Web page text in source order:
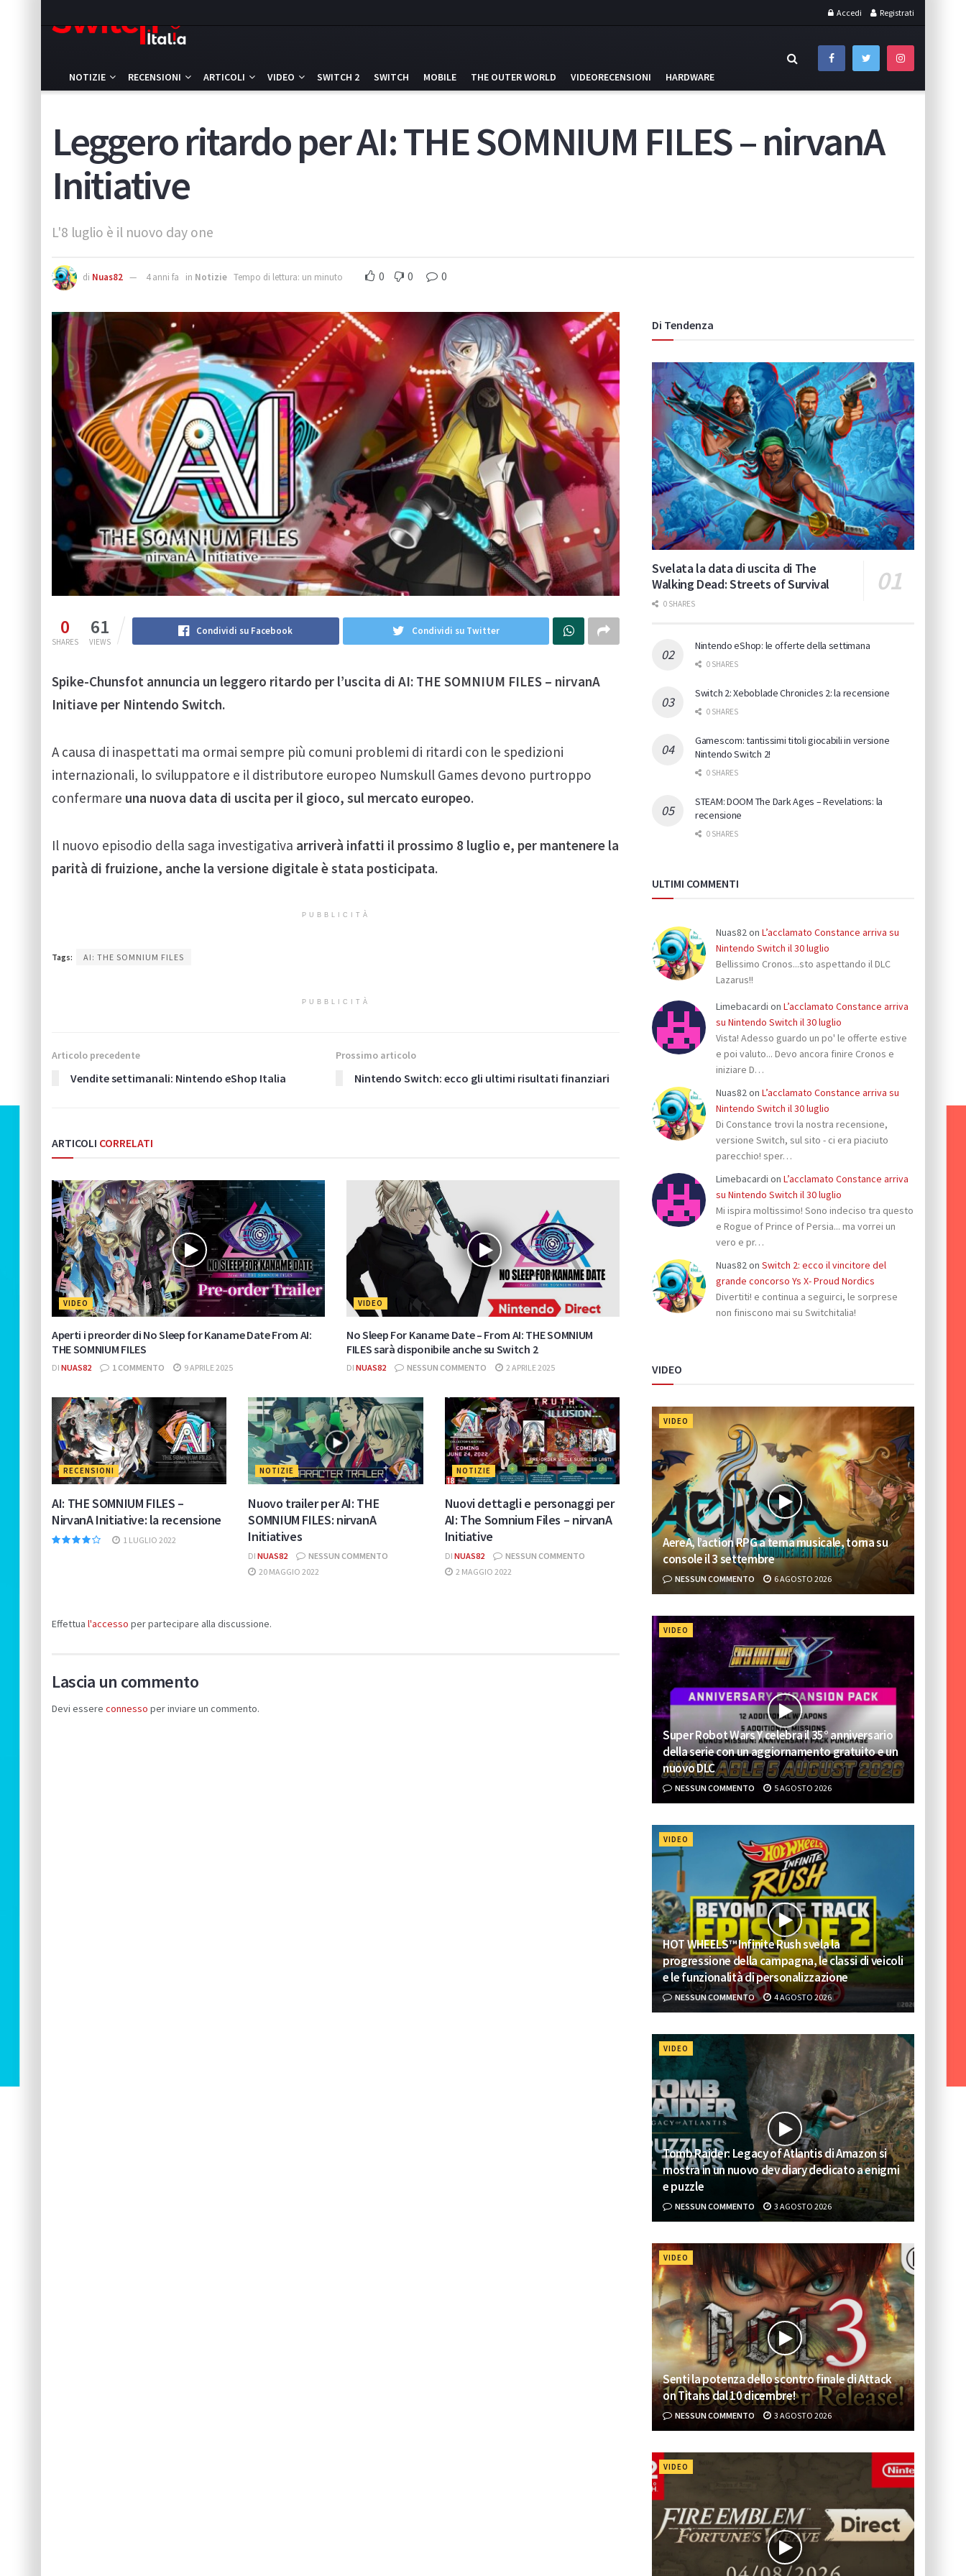
Accedi Registrati
NOTIZIE RECENSIONI ARTICOLI VIDEO SWITCH 2 SWITCH MOBILE THE OUTER WORLD VIDEORECENSIONI HARDWARE
Leggero ritardo per AI: THE SOMNIUM FILES – nirvanA
Initiative
L'8 luglio è il nuovo day one
di Nuas82 4 anni fa in Notizie Tempo di lettura: un minuto 0 0 0
0
SHARES
61
VIEWS
Condividi su Facebook Condividi su Twitter
Spike-Chunsfot annuncia un leggero ritardo per l’uscita di AI: THE SOMNIUM FILES – nirvanA
Initiave per Nintendo Switch.
A causa di inaspettati ma ormai sempre più comuni problemi di ritardi con le spedizioni
internazionali, lo sviluppatore e il distributore europeo Numskull Games devono purtroppo
confermare una nuova data di uscita per il gioco, sul mercato europeo.
Il nuovo episodio della saga investigativa arriverà infatti il prossimo 8 luglio e, per mantenere la
parità di fruizione, anche la versione digitale è stata posticipata.
PUBBLICITÀ
Tags: AI: THE SOMNIUM FILES
PUBBLICITÀ
Articolo precedente
Vendite settimanali: Nintendo eShop Italia
Prossimo articolo
Nintendo Switch: ecco gli ultimi risultati finanziari
ARTICOLI CORRELATI
VIDEO
Aperti i preorder di No Sleep for Kaname Date From AI:
THE SOMNIUM FILES
DI NUAS82 1 COMMENTO 9 APRILE 2025
VIDEO
No Sleep For Kaname Date – From AI: THE SOMNIUM
FILES sarà disponibile anche su Switch 2
DI NUAS82 NESSUN COMMENTO 2 APRILE 2025
RECENSIONI
AI: THE SOMNIUM FILES –
NirvanA Initiative: la recensione
1 LUGLIO 2022
NOTIZIE
Nuovo trailer per AI: THE
SOMNIUM FILES: nirvanA
Initiatives
DI NUAS82
NESSUN COMMENTO
20 MAGGIO 2022
NOTIZIE
Nuovi dettagli e personaggi per
AI: The Somnium Files – nirvanA
Initiative
DI NUAS82
NESSUN COMMENTO
2 MAGGIO 2022
Effettua l'accesso per partecipare alla discussione.
Lascia un commento
Devi essere connesso per inviare un commento.
Di Tendenza
Svelata la data di uscita di The
Walking Dead: Streets of Survival
0 SHARES
Nintendo eShop: le offerte della settimana
0 SHARES
Switch 2: Xeboblade Chronicles 2: la recensione
0 SHARES
Gamescom: tantissimi titoli giocabili in versione
Nintendo Switch 2!
0 SHARES
STEAM: DOOM The Dark Ages – Revelations: la
recensione
0 SHARES
ULTIMI COMMENTI
Nuas82on L’acclamato Constance arriva su
Nintendo Switch il 30 luglio
Bellissimo Cronos...sto aspettando il DLC
Lazarus!!
Limebacardi on L’acclamato Constance arriva
su Nintendo Switch il 30 luglio
Vista! Adesso guardo un po' le offerte estive
e poi valuto... Devo ancora finire Cronos e
iniziare D…
Nuas82on L’acclamato Constance arriva su
Nintendo Switch il 30 luglio
Di Constance trovi la nostra recensione,
versione Switch, sul sito - ci era piaciuto
parecchio! sper…
Limebacardi on L’acclamato Constance arriva
su Nintendo Switch il 30 luglio
Mi ispira moltissimo! Sono indeciso tra questo
e Rogue of Prince of Persia... ma vorrei un
vero e pr…
Nuas82on Switch 2: ecco il vincitore del
grande concorso Ys X- Proud Nordics
Divertiti! e continua a seguirci, le sorprese
non finiscono mai su Switchitalia!
VIDEO
VIDEO
AereA, l’action RPG a tema musicale, torna su
console il 3 settembre
NESSUN COMMENTO 6 AGOSTO 2026
VIDEO
Super Robot Wars Y celebra il 35° anniversario
della serie con un aggiornamento gratuito e un
nuovo DLC
NESSUN COMMENTO 5 AGOSTO 2026
VIDEO
HOT WHEELS™ Infinite Rush svela la
progressione della campagna, le classi di veicoli
e le funzionalità di personalizzazione
NESSUN COMMENTO 4 AGOSTO 2026
VIDEO
Tomb Raider: Legacy of Atlantis di Amazon si
mostra in un nuovo dev diary dedicato a enigmi
e puzzle
NESSUN COMMENTO 3 AGOSTO 2026
VIDEO
Senti la potenza dello scontro finale di Attack
on Titans dal 10 dicembre!
NESSUN COMMENTO 3 AGOSTO 2026
VIDEO